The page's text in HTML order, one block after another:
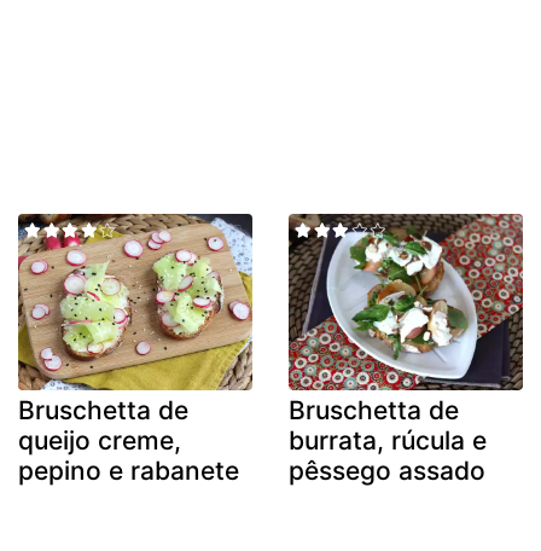
Bruschetta de
queijo creme,
pepino e rabanete
Bruschetta de
burrata, rúcula e
pêssego assado